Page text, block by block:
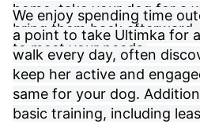
home, take your dog for a
bring them back
to meet your needs.
We enjoy spending time
a point to take Ultimka for
walk every day, often
keep her active and
same for your dog.
basic training, including